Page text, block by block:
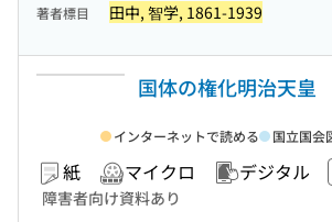
著者標目 田中, 智学, 1861-1939
国体の権化明治天皇
紙 マイクロ デジタル
障害者向け資料あり
インターネットで読める 国立国会